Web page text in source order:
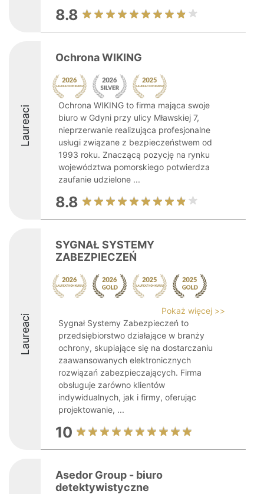
8.8
Laureaci
Ochrona WIKING
Ochrona WIKING to firma mająca swoje
biuro w Gdyni przy ulicy Mławskiej 7,
nieprzerwanie realizująca profesjonalne
usługi związane z bezpieczeństwem od
1993 roku. Znaczącą pozycję na rynku
województwa pomorskiego potwierdza
zaufanie udzielone ...
8.8
Laureaci
SYGNAŁ SYSTEMY
ZABEZPIECZEŃ
Pokaż więcej >>
Sygnał Systemy Zabezpieczeń to
przedsiębiorstwo działające w branży
ochrony, skupiające się na dostarczaniu
zaawansowanych elektronicznych
rozwiązań zabezpieczających. Firma
obsługuje zarówno klientów
indywidualnych, jak i firmy, oferując
projektowanie, ...
10
Asedor Group - biuro
detektywistyczne